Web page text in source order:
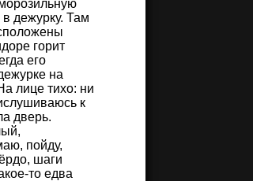
в дежурку. Там
горит
его
на
лице тихо: ни
к
дверь.
пойду,
шаги
то едва